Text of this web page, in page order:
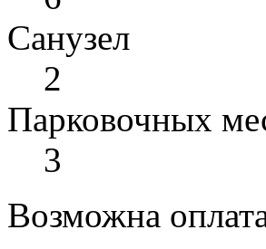
Санузел
2
Парковочных
3
Возможна